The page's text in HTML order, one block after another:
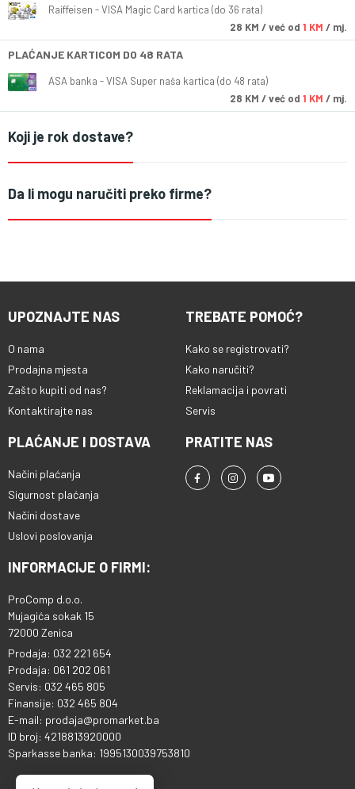
Raiffeisen - VISA Magic Card kartica (do 36 rata)
28 KM / već od 1 KM / mj.
PLAĆANJE KARTICOM DO 48 RATA
ASA banka - VISA Super naša kartica (do 48 rata)
28 KM / već od 1 KM / mj.
Koji je rok dostave?
Da li mogu naručiti preko firme?
UPOZNAJTE NAS
O nama
Prodajna mjesta
Zašto kupiti od nas?
Kontaktirajte nas
TREBATE POMOĆ?
Kako se registrovati?
Kako naručiti?
Reklamacija i povrati
Servis
PLAĆANJE I DOSTAVA
Načini plaćanja
Sigurnost plaćanja
Načini dostave
Uslovi poslovanja
PRATITE NAS
INFORMACIJE O FIRMI:
ProComp d.o.o.
Mujagića sokak 15
72000 Zenica
Prodaja: 032 221 654
Prodaja: 061 202 061
Servis: 032 465 805
Finansije: 032 465 804
E-mail: prodaja@promarket.ba
ID broj: 4218813920000
Sparkasse banka: 1995130039753810